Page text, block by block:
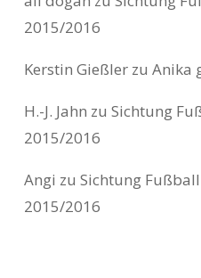
2015/2016
Kerstin Gießlerzu Anika
H.-J. Jahn zu Sichtung
2015/2016
Angi zu Sichtung
2015/2016